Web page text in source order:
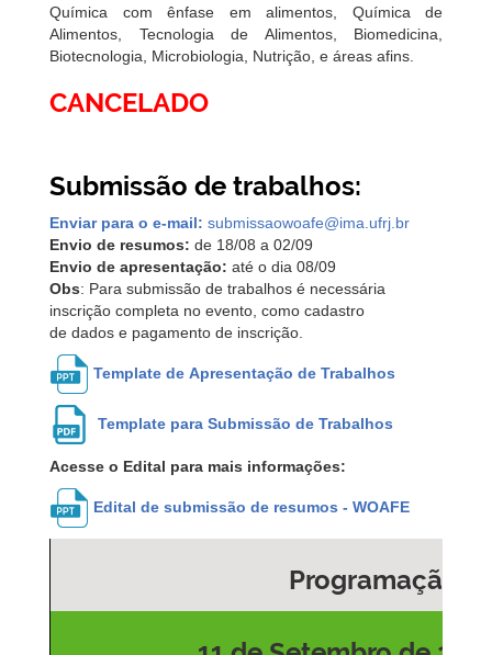
Química com ênfase em alimentos, Química de
Alimentos, Tecnologia de Alimentos, Biomedicina,
Biotecnologia, Microbiologia, Nutrição, e áreas afins.
CANCELADO
Submissão de trabalhos:
Enviar para o e-mail: submissaowoafe@ima.ufrj.br
Envio de resumos: de 18/08 a 02/09
Envio de apresentação: até o dia 08/09
Obs: Para submissão de trabalhos é necessária
inscrição completa no evento, como cadastro
de dados e pagamento de inscrição.
Template de Apresentação de Trabalhos
Template para Submissão de Trabalhos
Acesse o Edital para mais informações:
Edital de submissão de resumos - WOAFE
Programação